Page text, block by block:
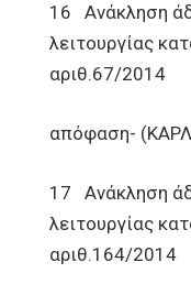
16 Ανάκληση
λειτουργίας
αριθ.67/2014
απόφαση-
17 Ανάκληση
λειτουργίας
αριθ.164/2014